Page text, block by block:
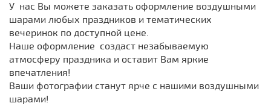
У нас Вы можете заказать оформление воздушными
шарами любых праздников и тематических
вечеринок по доступной цене.
Наше оформление создаст незабываемую
атмосферу праздника и оставит Вам яркие
впечатления!
Ваши фотографии станут ярче с нашими воздушными
шарами!